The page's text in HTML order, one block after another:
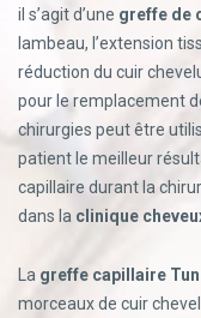
il s’agit d’une greffe de
lambeau, l’extension
réduction du cuir
pour le remplacement
chirurgies peut être
patient le meilleur
capillaire durant la
dans la clinique
La greffe capillaire
morceaux de cuir